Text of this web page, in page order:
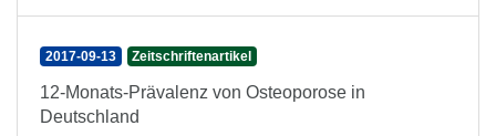
2017-09-13 Zeitschriftenartikel
12-Monats-Prävalenz von Osteoporose in
Deutschland